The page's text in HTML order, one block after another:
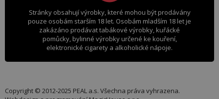
Stránky obsahují výrobky, které mohou být prodávány
pouze osobám starším 18 let. Osobám mladším 18 let je
zakázáno prodávat tabákové výrobky, kuřácké
pomůcky, bylinné výrobky určené ke kouření,
elektronické cigarety a alkoholické nápoje.
Copyright © 2012-2025 PEAL a.s. Všechna práva vyhrazena.